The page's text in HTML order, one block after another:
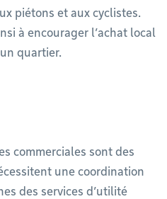
piétons et aux cyclistes.
à encourager l’achat local
quartier.
commerciales sont des
une coordination
des services d’utilité